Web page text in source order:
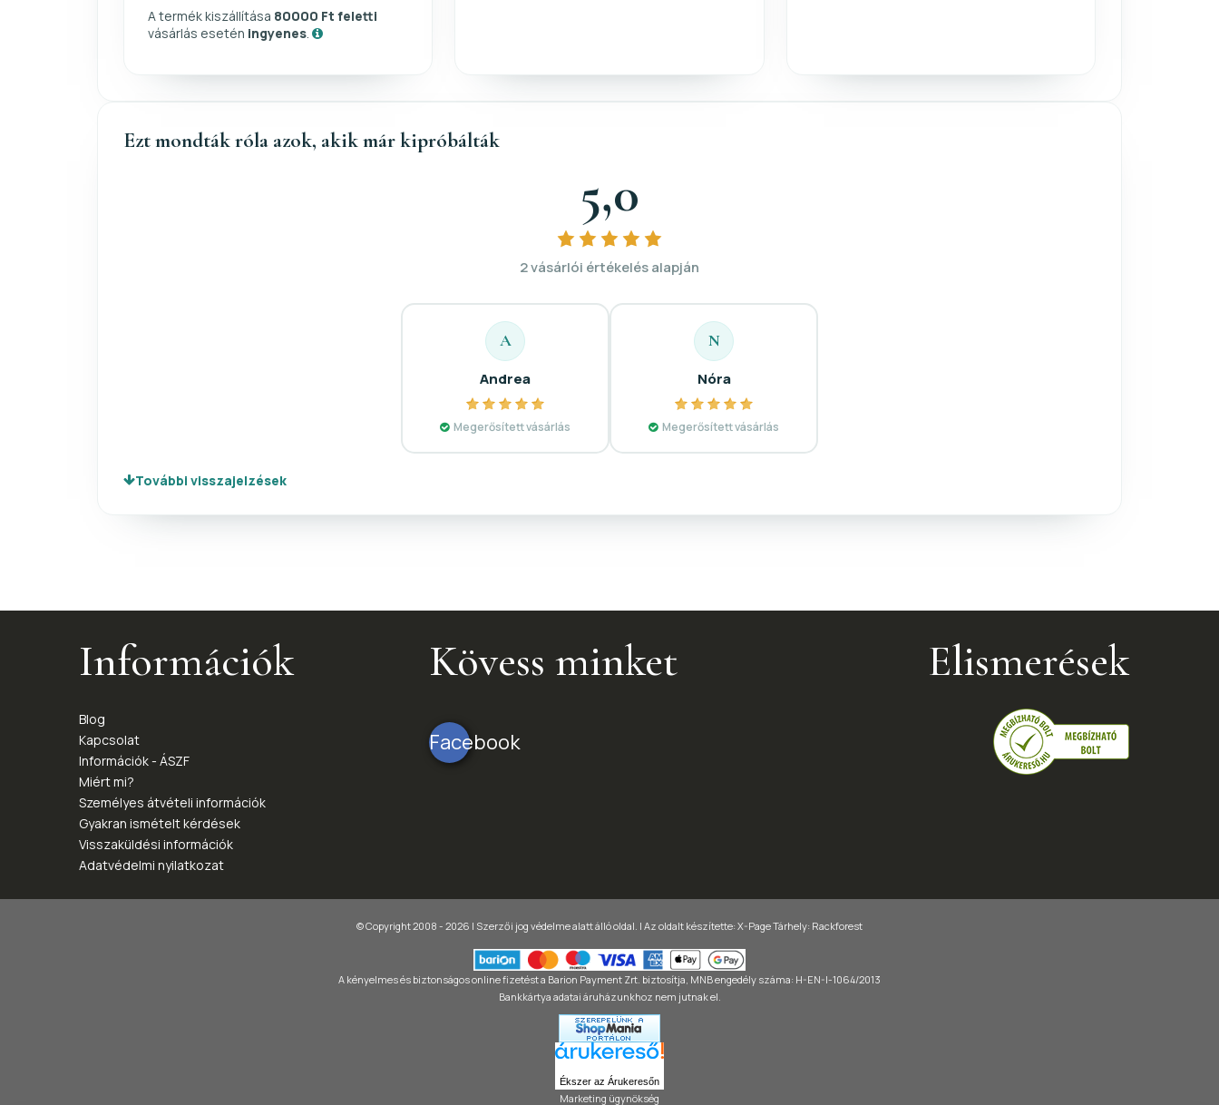
A termék kiszállítása 80000 Ft feletti
vásárlás esetén ingyenes
Ezt mondták róla azok, akik már kipróbálták
5,0
2 vásárlói értékelés alapján
A
Andrea
Megerősített vásárlás
N
Nóra
Megerősített vásárlás
További visszajelzések
Információk
Blog
Kapcsolat
Információk - ÁSZF
Miért mi?
Személyes átvételi információk
Gyakran ismételt kérdések
Visszaküldési információk
Adatvédelmi nyilatkozat
Kövess minket
Facebook
Elismerések
© Copyright 2008 - 2026 | Szerzői jog védelme alatt álló oldal. | Az oldalt készítette: X-PageTárhely: Rackforest
A kényelmes és biztonságos online fizetést a Barion Payment Zrt. biztosítja, MNB engedély száma: H-EN-I-1064/2013
Bankkártya adatai áruházunkhoz nem jutnak el.
Ékszer az Árukeresőn
Marketing ügynökség